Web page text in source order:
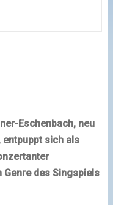
Eschenbach, neu
entpuppt sich als
des Singspiels